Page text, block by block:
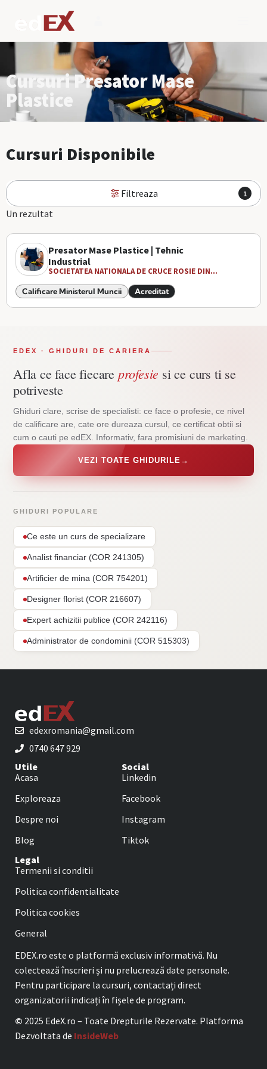
Cursuri Presator Mase
Plastice
Cursuri Disponibile
Filtreaza 1
Un rezultat
Presator Mase Plastice | Tehnic
Industrial
SOCIETATEA NATIONALA DE CRUCE ROSIE DIN...
Calificare Ministerul Muncii Acreditat
EDEX · GHIDURI DE CARIERA
Afla ce face fiecare profesie si ce curs ti se
potriveste
Ghiduri clare, scrise de specialisti: ce face o profesie, ce nivel
de calificare are, cate ore dureaza cursul, ce certificat obtii si
cum o cauti pe edEX. Informativ, fara promisiuni de marketing.
VEZI TOATE GHIDURILE →
GHIDURI POPULARE
Ce este un curs de specializare
Analist financiar (COR 241305)
Artificier de mina (COR 754201)
Designer florist (COR 216607)
Expert achizitii publice (COR 242116)
Administrator de condominii (COR 515303)
edexromania@gmail.com
0740 647 929
Utile
Acasa
Exploreaza
Despre noi
Blog
Social
Linkedin
Facebook
Instagram
Tiktok
Legal
Termenii si conditii
Politica confidentialitate
Politica cookies
General
EDEX.ro este o platformă exclusiv informativă. Nu
colectează înscrieri și nu prelucrează date personale.
Pentru participare la cursuri, contactați direct
organizatorii indicați în fișele de program.
© 2025 EdeX.ro – Toate Drepturile Rezervate. Platforma
Dezvoltata de InsideWeb